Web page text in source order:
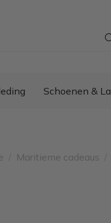
Schoenen &
Maritieme cadeaus